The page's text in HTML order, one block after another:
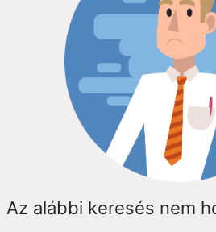
Az alábbi keresés nem